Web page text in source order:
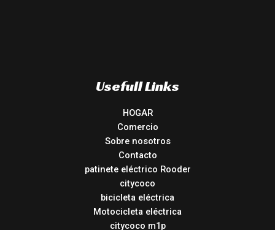
Usefull Links
HOGAR
Comercio
Sobre nosotros
Contacto
patinete eléctrico Rooder
citycoco
bicicleta eléctrica
Motocicleta eléctrica
citycoco m1p